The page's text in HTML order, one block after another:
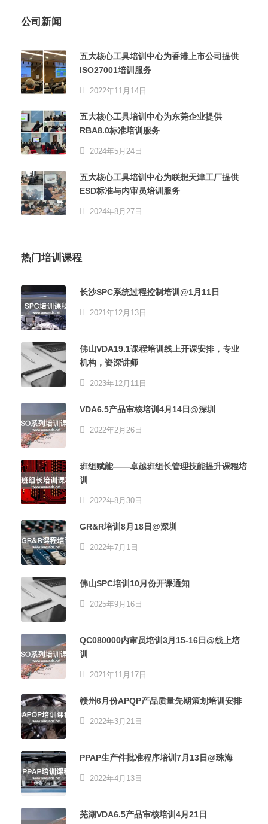
公司新闻
五大核心工具培训中心为香港上市公司提供
ISO27001培训服务
2022年11月14日
五大核心工具培训中心为东莞企业提供
RBA8.0标准培训服务
2024年5月24日
五大核心工具培训中心为联想天津工厂提供
ESD标准与内审员培训服务
2024年8月27日
热门培训课程
长沙SPC系统过程控制培训@1月11日
2021年12月13日
佛山VDA19.1课程培训线上开课安排，专业
机构，资深讲师
2023年12月11日
VDA6.5产品审核培训4月14日@深圳
2022年2月26日
班组赋能——卓越班组长管理技能提升课程培
训
2022年8月30日
GR&R培训8月18日@深圳
2022年7月1日
佛山SPC培训10月份开课通知
2025年9月16日
QC080000内审员培训3月15-16日@线上培
训
2021年11月17日
赣州6月份APQP产品质量先期策划培训安排
2022年3月21日
PPAP生产件批准程序培训7月13日@珠海
2022年4月13日
芜湖VDA6.5产品审核培训4月21日